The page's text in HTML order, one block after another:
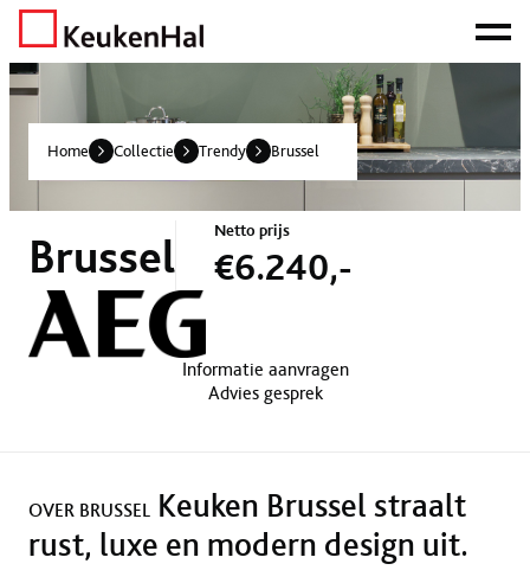
Home Collectie Trendy Brussel
Brussel Netto prijs
€6.240,-
Informatie aanvragen
Advies gesprek
OVER BRUSSEL
Keuken Brussel straalt
rust, luxe en modern design uit.